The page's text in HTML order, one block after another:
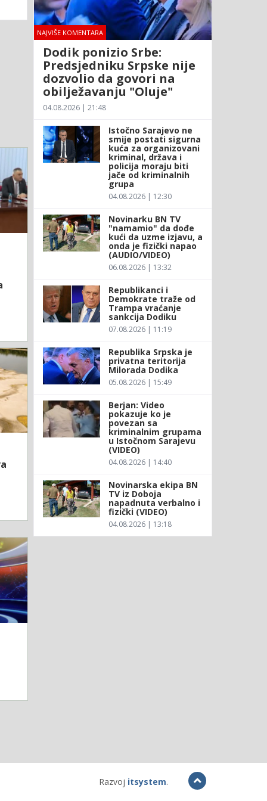
NAJVIŠE KOMENTARA
Dodik ponizio Srbe:
Predsjedniku Srpske nije
dozvolio da govori na
obilježavanju "Oluje"
04.08.2026 | 21:48
Istočno Sarajevo ne
smije postati sigurna
kuća za organizovani
kriminal, država i
policija moraju biti
jače od kriminalnih
grupa
04.08.2026 | 12:30
Novinarku BN TV
"namamio" da dođe
kući da uzme izjavu, a
onda je fizički napao
(AUDIO/VIDEO)
06.08.2026 | 13:32
Republikanci i
Demokrate traže od
Trampa vraćanje
sankcija Dodiku
07.08.2026 | 11:19
Republika Srpska je
privatna teritorija
Milorada Dodika
05.08.2026 | 15:49
Berjan: Video
pokazuje ko je
povezan sa
kriminalnim grupama
u Istočnom Sarajevu
(VIDEO)
04.08.2026 | 14:40
Novinarska ekipa BN
TV iz Doboja
napadnuta verbalno i
fizički (VIDEO)
04.08.2026 | 13:18
Razvoj itsystem.